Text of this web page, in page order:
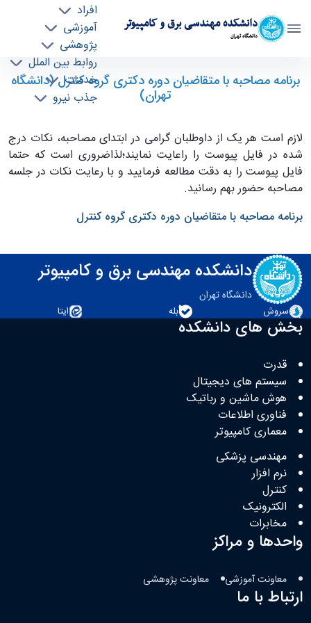
دانشکده مهندسی برق و کامپیوتر
دانشگاه تهران
افراد
آموزشی
پژوهشی
روابط بین الملل
خدمات
جذب نیرو
قابل توجه داوطلبان مصاحبه دکترا کنترل"برنامه
مصاحبه با متقاضیان" - ece- دانشکده مهندسی
برنامه مصاحبه با متقاضیان دوره دکتری گروه کنترل (دانشگاه
تهران)
لازم است هر یک از داوطلبان گرامی در ابتدای مصاحبه، نکات درج
شده در فایل پیوست را راعایت نمایند؛لذاضروری است که حتما
فایل پیوست را به دقت مطالعه فرمایید و با رعایت نکات در جلسه
مصاحبه حضور بهم رسانید.
برنامه مصاحبه با متقاضیان دوره دکتری گروه کنترل
دانشکده مهندسی برق و کامپیوتر
دانشگاه تهران
سروش
بله ایتا
بخش های دانشکده
قدرت
سیستم های دیجیتال
هوش ماشین و رباتیک
فناوری اطلاعات
معماری کامپیوتر
مهندسی پزشکی
نرم افزار
کنترل
الکترونیک
مخابرات
واحدها و مراکز
معاونت آموزشی معاونت پژوهشی
ارتباط با ما